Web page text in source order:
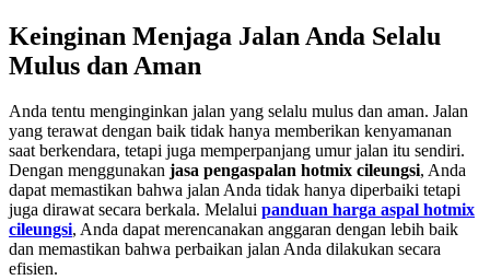
Keinginan Menjaga Jalan Anda Selalu
Mulus dan Aman
Anda tentu menginginkan jalan yang selalu mulus dan aman. Jalan
yang terawat dengan baik tidak hanya memberikan kenyamanan
saat berkendara, tetapi juga memperpanjang umur jalan itu sendiri.
Dengan menggunakan jasa pengaspalan hotmix cileungsi, Anda
dapat memastikan bahwa jalan Anda tidak hanya diperbaiki tetapi
juga dirawat secara berkala. Melalui panduan harga aspal hotmix
cileungsi, Anda dapat merencanakan anggaran dengan lebih baik
dan memastikan bahwa perbaikan jalan Anda dilakukan secara
efisien.